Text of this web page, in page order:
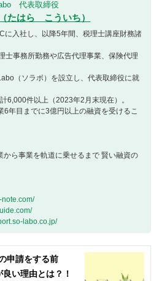
代表取締役
たはら こういち）
に入社し、以降5年間、税理士講座財務諸
事務所勤務や広告代理事業、保険代理
（ソラボ）を設立し、代表取締役に就
6,000件以上（2023年2月末現在）。
6年目までに3億円以上の融資を受けるこ
ら事業を軌道に乗せるまで 賢い融資の
note.com/
labo.co.jp/
申請をする前
い理由とは？！